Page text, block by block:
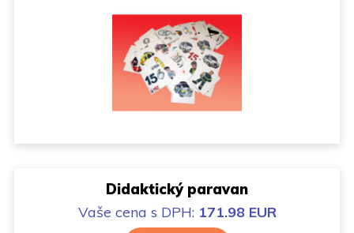
Didaktický paravan
Vaše cena s DPH: 171.98 EUR